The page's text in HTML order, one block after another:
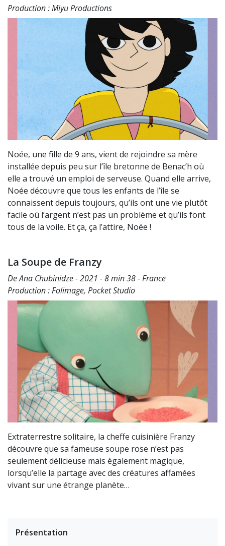
Production : Miyu Productions
Noée, une fille de 9 ans, vient de rejoindre sa mère
installée depuis peu sur l’île bretonne de Benac’h où
elle a trouvé un emploi de serveuse. Quand elle arrive,
Noée découvre que tous les enfants de l’île se
connaissent depuis toujours, qu’ils ont une vie plutôt
facile où l’argent n’est pas un problème et qu’ils font
tous de la voile. Et ça, ça l’attire, Noée !
La Soupe de Franzy
De Ana Chubinidze - 2021 - 8 min 38 - France
Production : Folimage, Pocket Studio
Extraterrestre solitaire, la cheffe cuisinière Franzy
découvre que sa fameuse soupe rose n’est pas
seulement délicieuse mais également magique,
lorsqu’elle la partage avec des créatures affamées
vivant sur une étrange planète…
Présentation